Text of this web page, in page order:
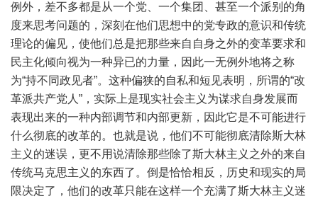
例外，差不多都是从一个党、一个集团、甚至一个派别的角
度来思考问题的，深刻在他们思想中的党专政的意识和传统
理论的偏见，使他们总是把那些来自自身之外的变革要求和
民主化倾向视为一种异已的力量，因此一无例外地将之称
为“持不同政见者”。这种偏狭的自私和短见表明，所谓的“改
革派共产党人”，实际上是现实社会主义为谋求自身发展而
表现出来的一种内部调节和内部更新，因此它是不可能进行
什么彻底的改革的。也就是说，他们不可能彻底清除斯大林
主义的迷误，更不用说清除那些除了斯大林主义之外的来自
传统马克思主义的东西了。倒是恰恰相反，历史和现实的局
限决定了，他们的改革只能在这样一个充满了斯大林主义迷